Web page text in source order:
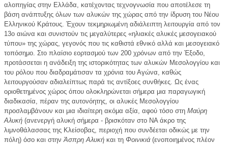
αλοπηγίας στην Ελλάδα, κατέχοντας τεχνογνωσία που αποτέλεσε τη
βάση ανάπτυξης όλων των αλυκών της χώρας από την ίδρυση του Νέου
Ελληνικού Κράτους. Έχουν τεκμηριωμένη αδιάλειπτη λειτουργία από τον
13ο αιώνα και συνιστούν τις μεγαλύτερες «ηλιακές αλυκές μεσογειακού
τύπου» της χώρας, γεγονός που τις καθιστά εθνικό αλλά και μεσογειακό
τοπόσημο. Στο πλαίσιο εορτασμού των 200 χρόνων από την Έξοδο,
προτάσσεται η ανάδειξη της ιστορικότητας των αλυκών Μεσολογγίου και
του ρόλου που διαδραμάτισαν τα χρόνια του Αγώνα, καθώς
λειτουργούσαν αδιαλείπτως παρά τις αντίξοες συνθήκες. Ως ένας
οριοθετημένος χώρος όπου ολοκληρώνεται σήμερα μια παραγωγική
διαδικασία, πέραν της αυτονόητης, οι αλυκές Μεσολογγίου
προσλαμβάνουν και μια ιδιαίτερη ακόμα αξία, αφού τόσο στη Μαύρη
Αλυκή (ανενεργή αλυκή σήμερα - βρισκόταν στο ΝΑ άκρο της
λιμνοθάλασσας της Κλείσοβας, περιοχή που συνδέεται οδικώς με την
πόλη) όσο και στηνΆσπρη Αλυκή και τη Φοινικιά (ενοποιημένος πλέον